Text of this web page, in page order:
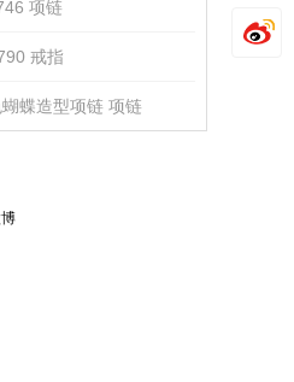
项链
戒指
蝶造型项链 项链